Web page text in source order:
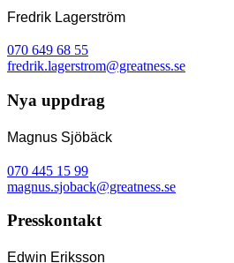
Fredrik Lagerström
070 649 68 55
fredrik.lagerstrom@greatness.se
Nya uppdrag
Magnus Sjöbäck
070 445 15 99
magnus.sjoback@greatness.se
Presskontakt
Edwin Eriksson